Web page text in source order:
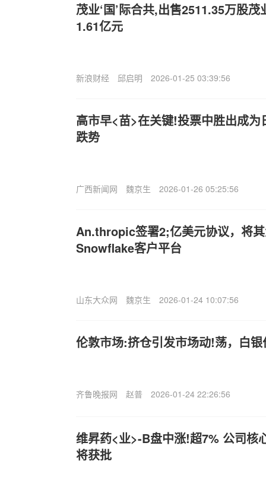
茂业‘国’际合共,出售2511.35万股
1.61亿元
新浪财经 邱启明 2026-01-25 03:39:56
高市早<苗>在关键!投票中胜出成
跌势
广西新闻网 魏京生 2026-01-26 05:25:56
An.thropic签署2;亿美元协议，将
Snowflake客户平台
山东大众网 魏京生 2026-01-24 10:07:56
伦敦市场:挤仓引发市场动!荡，白
齐鲁晚报网 赵普 2026-01-24 22:26:56
维昇药<业>-B盘中涨!超7% 公司核
将获批